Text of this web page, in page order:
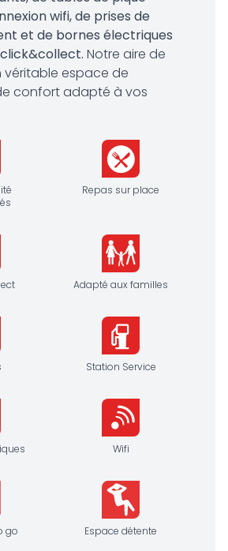
wifi, de prises de
et de bornes électriques
Notre aire de
véritable espace de
confort adapté à vos
Repas sur place
Adapté aux familles
Station Service
Wifi
go Espace détente